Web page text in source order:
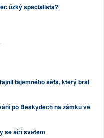
úzký specialista?
tajemného šéfa, který bral
po Beskydech na zámku ve
se šíří světem